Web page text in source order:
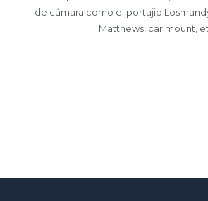
de cámara como el portajib
Matthews, car mount,